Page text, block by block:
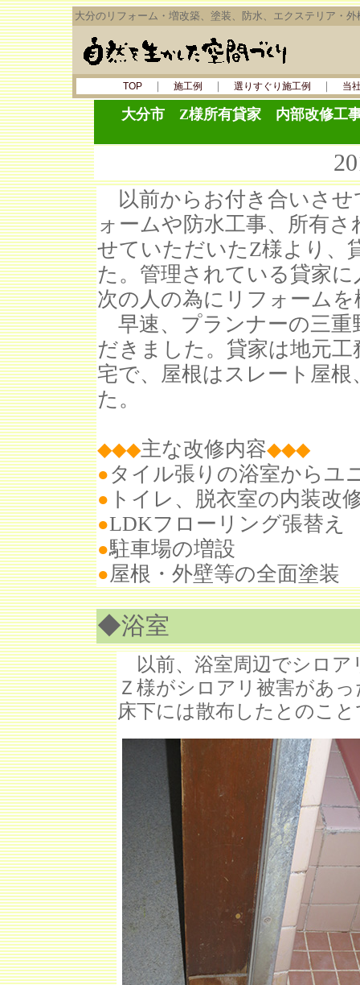
大分のリフォーム・増改築、塗装、防水、エクステリア・
TOP｜ 施工例 ｜ 選りすぐり施工例 ｜ 当
大分市 Z様所有貸家 内部改修工
以前からお付き合いさせ
ォームや防水工事、所有
せていただいたZ様より、
た。管理されている貸家
次の人の為にリフォーム
早速、プランナーの三重
だきました。貸家は地元
宅で、屋根はスレート屋
た。
◆◆◆主な改修内容◆◆◆
●タイル張りの浴室からユ
● トイレ、脱衣室の内装改
●LDKフローリング張替え
●駐車場の増設
●屋根・外壁等の全面塗装
◆浴室
以前、浴室周辺でシロア
Ｚ様がシロアリ被害があ
床下には散布したとのこ